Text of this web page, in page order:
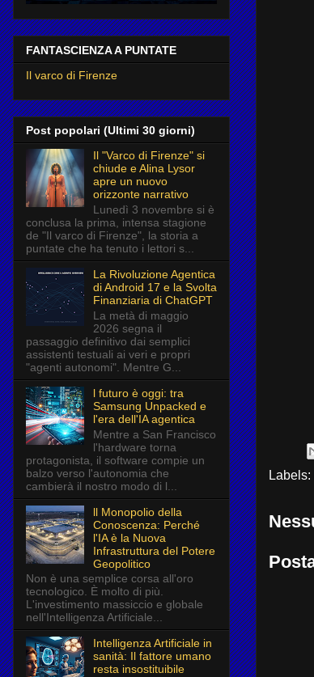
Labels:
FANTASCIENZA A PUNTATE
Il varco di Firenze
Post popolari (Ultimi 30 giorni)
Il "Varco di Firenze" si
chiude e Alina Lysor
apre un nuovo
orizzonte narrativo
Lunedì 3 novembre si è
conclusa la prima, intensa stagione
de "Il varco di Firenze", la storia a
puntate che ha tenuto i lettori s...
La Rivoluzione Agentica
di Android 17 e la Svolta
Finanziaria di ChatGPT
La metà di maggio
2026 segna il
passaggio definitivo dai semplici
assistenti testuali ai veri e propri
"agenti autonomi". Mentre G...
l futuro è oggi: tra
Samsung Unpacked e
l'era dell'IA agentica
Mentre a San Francisco
l'hardware torna
protagonista, il software compie un
balzo verso l'autonomia che
cambierà il nostro modo di l...
ll Monopolio della
Conoscenza: Perché
l'IA è la Nuova
Infrastruttura del Potere
Geopolitico
Non è una semplice corsa all'oro
tecnologico. È molto di più.
L'investimento massiccio e globale
nell'Intelligenza Artificiale...
Intelligenza Artificiale in
sanità: Il fattore umano
resta insostituibile